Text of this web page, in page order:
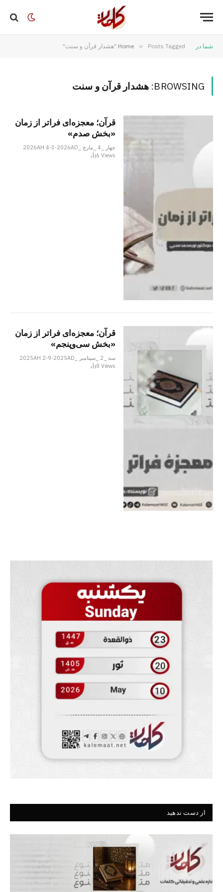
شما در Home » Posts Tagged "هشدار قرآن و سنت"
BROWSING: هشدار قرآن و سنت
قرآن؛ معجزه‌ای فراتر از زمان
«بخش صدم»
چهار _4 _مارچ _2026AH 4-3-2026AD
6Views
قرآن؛ معجزه‌ای فراتر از زمان
«بخش سی‌وپنجم»
سه _2 _سپتامبر _2025AH 2-9-2025AD
8Views
از دست ندهید